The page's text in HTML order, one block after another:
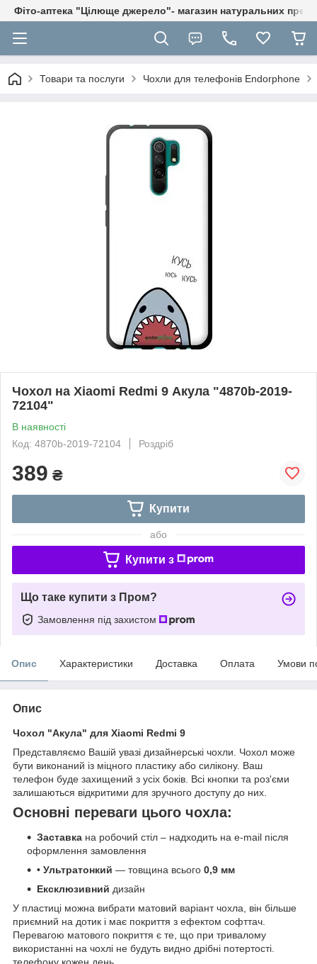
Фіто-аптека "Цілюще джерело"- магазин натуральних
Товари та послуги Чохли для телефонів Endorphone
Чохол на Xiaomi Redmi 9 Акула "4870b-2019-
72104"
В наявності
Код: 4870b-2019-72104
Роздріб
389 ₴
Купити
або
Купити з
Що таке купити з Пром?
Замовлення під захистом
Опис Характеристики Доставка Оплата Умови
Опис
Чохол "Акула" для Xiaomi Redmi 9
Представляємо Вашій увазі дизайнерські чохли. Чохол може
бути виконаний із міцного пластику або силікону. Ваш
телефон буде захищений з усіх боків. Всі кнопки та роз'єми
залишаються відкритими для зручного доступу до них.
Основні переваги цього чохла:
Заставка на робочий стіл – надходить на e-mail після
оформлення замовлення
• Ультратонкий — товщина всього 0,9 мм
Ексклюзивний дизайн
У пластиці можна вибрати матовий варіант чохла, він більше
приємний на дотик і має покриття з ефектом софттач.
Перевагою матового покриття є те, що при тривалому
використанні на чохлі не будуть видно дрібні потертості.